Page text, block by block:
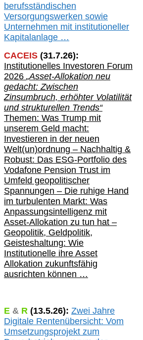
berufsständischen
Versorgungswerken sowie
Unternehmen mit institutioneller
Kapitalanlage …
CACEIS (31.7.26):
Institutionelles Investoren Forum
2026 „Asset-Allokation neu
gedacht: Zwischen
Zinsumbruch, erhöhter Volatilität
und strukturellen Trends“
Themen: Was Trump mit
unserem Geld macht:
Investieren in der neuen
Welt(un)ordnung – Nachhaltig &
Robust: Das ESG-Portfolio des
Vodafone Pension Trust im
Umfeld geopolitischer
Spannungen – Die ruhige Hand
im turbulenten Markt: Was
Anpassungsintelligenz mit
Asset-Allokation zu tun hat –
Geopolitik, Geldpolitik,
Geisteshaltung: Wie
Institutionelle ihre Asset
Allokation zukunftsfähig
ausrichten können …
E & R (13.5.26): Zwei Jahre
Digitale Rentenübersicht: Vom
Umsetzungsprojekt zum